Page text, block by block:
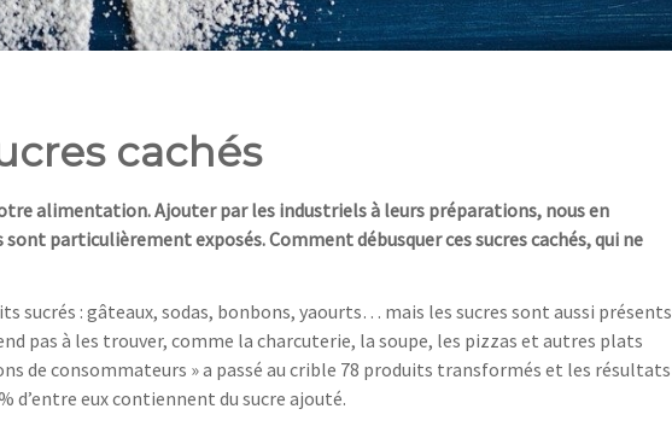
cachés
alimentation. Ajouter par les industriels à leurs préparations, nous en
particulièrement exposés. Comment débusquer ces sucres cachés, qui ne
sucrés : gâteaux, sodas, bonbons, yaourts… mais les sucres sont aussi présents
pas à les trouver, comme la charcuterie, la soupe, les pizzas et autres plats
de consommateurs » a passé au crible 78 produits transformés et les résultats
d’entre eux contiennent du sucre ajouté.